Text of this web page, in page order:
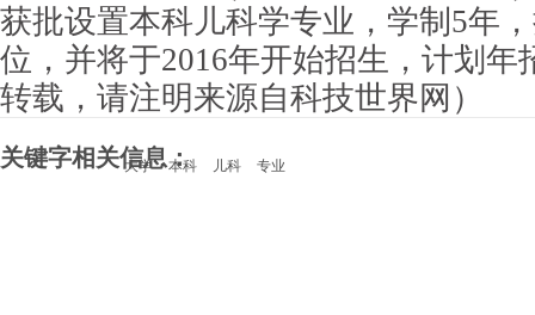
获批设置本科儿科学专业，学制5年
位，并将于2016年开始招生，计划年
转载，请注明来源自科技世界网）
关键字相关信息：
大学 本科 儿科 专业